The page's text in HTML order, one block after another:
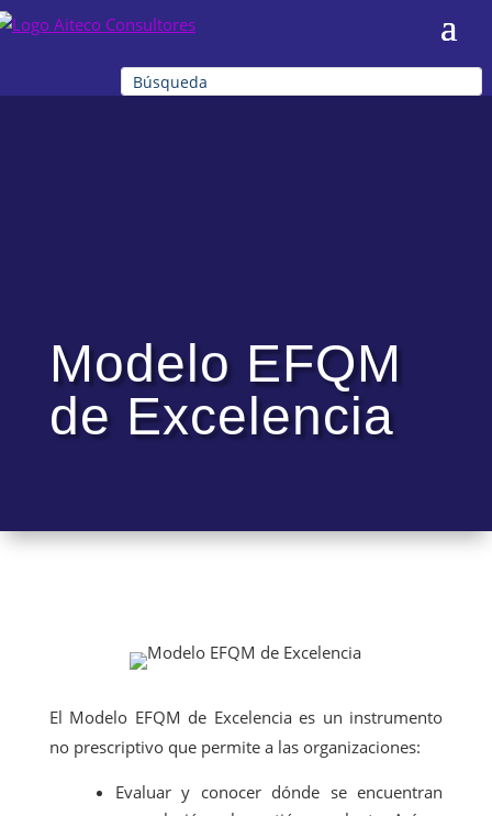
Modelo EFQM
de Excelencia
El Modelo EFQM de Excelencia es un instrumento
no prescriptivo que permite a las organizaciones:
Evaluar y conocer dónde se encuentran